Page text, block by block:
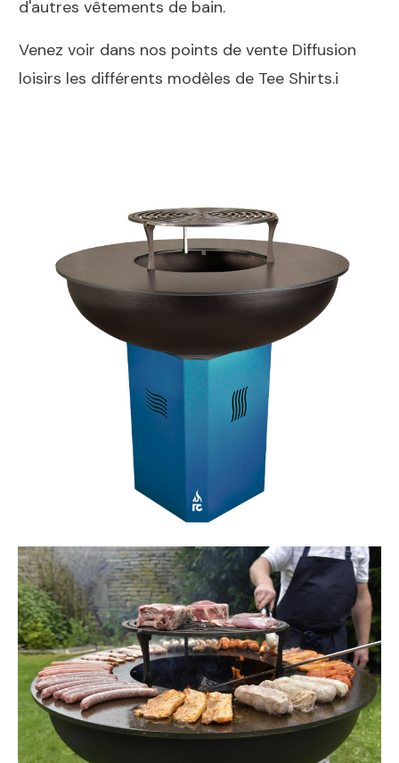
d'autres vêtements de bain.
Venez voir dans nos points de vente Diffusion
loisirs les différents modèles de Tee Shirts.i